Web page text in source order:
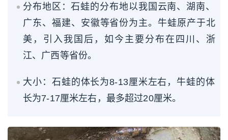
分布地区：石蛙的分布地以我国云南、湖南、
广东、福建、安徽等省份为主。牛蛙原产于北
美，引入我国后，如今主要分布在四川、浙
江、广西等省份。
大小：石蛙的体长为8-13厘米左右，牛蛙的体
长为7-17厘米左右，最多超过20厘米。